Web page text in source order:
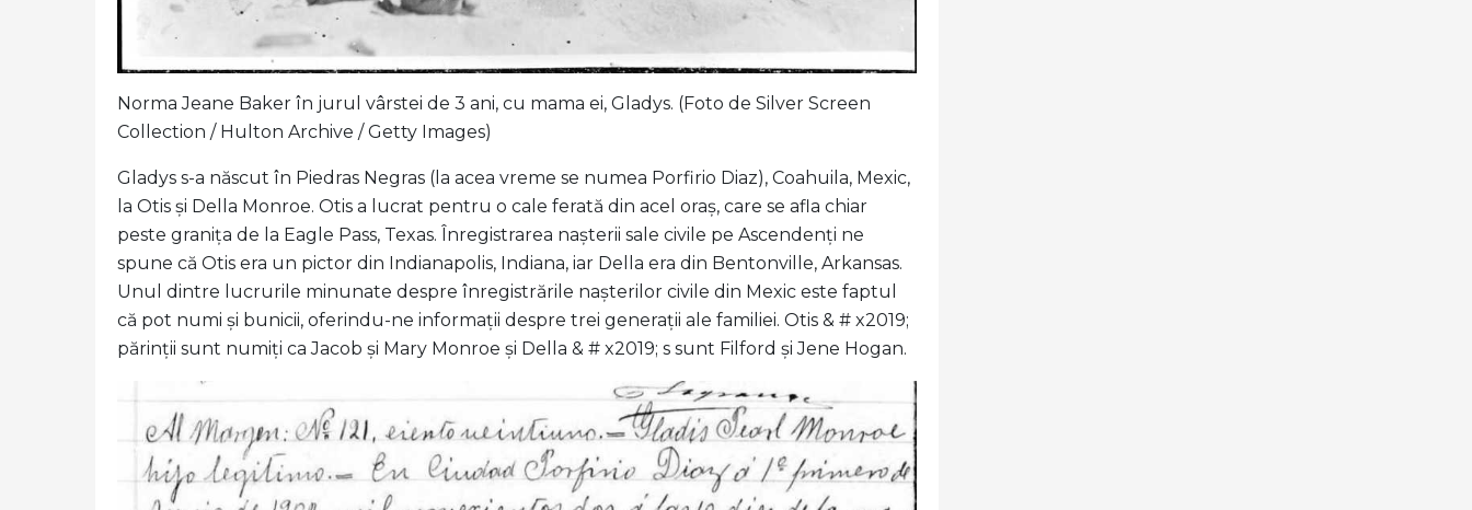
Norma Jeane Baker în jurul vârstei de 3 ani, cu mama ei, Gladys. (Foto de Silver Screen
Collection / Hulton Archive / Getty Images)
Gladys s-a născut în Piedras Negras (la acea vreme se numea Porfirio Diaz), Coahuila, Mexic,
la Otis și Della Monroe. Otis a lucrat pentru o cale ferată din acel oraș, care se afla chiar
peste granița de la Eagle Pass, Texas. Înregistrarea nașterii sale civile pe Ascendenți ne
spune că Otis era un pictor din Indianapolis, Indiana, iar Della era din Bentonville, Arkansas.
Unul dintre lucrurile minunate despre înregistrările nașterilor civile din Mexic este faptul
că pot numi și bunicii, oferindu-ne informații despre trei generații ale familiei. Otis & # x2019;
părinții sunt numiți ca Jacob și Mary Monroe și Della & # x2019; s sunt Filford și Jene Hogan.